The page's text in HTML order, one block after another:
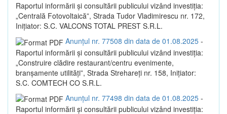
Raportul informării și consultării publicului vizând investiția:
„Centrală Fotovoltaică”, Strada Tudor Vladimirescu nr. 172,
Inițiator: S.C. VALCONS TOTAL PREST S.R.L.
Anunțul nr. 77508 din data de 01.08.2025 -
Raportul informării și consultării publicului vizând investiția:
„Construire clădire restaurant/centru evenimente,
branșamente utilități”, Strada Strehareți nr. 158, Inițiator:
S.C. COMTECH CO S.R.L.
Anunțul nr. 77498 din data de 01.08.2025 -
Raportul informării și consultării publicului vizând investiția: